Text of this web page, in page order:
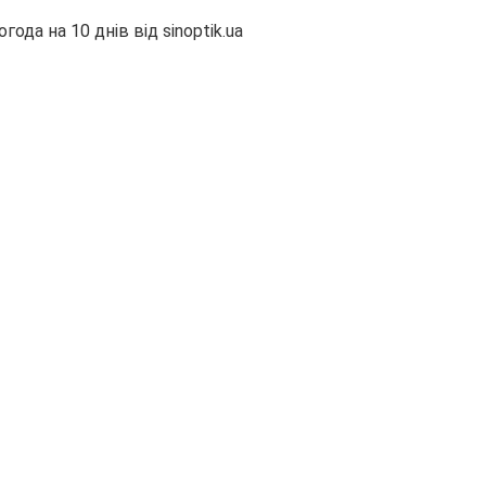
на 10 днів від sinoptik.ua